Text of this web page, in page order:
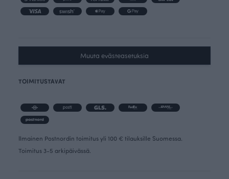
Muuta evästeasetuksia
TOIMITUSTAVAT
Ilmainen Postnordin toimitus yli 100 € tilauksille Suomessa.
Toimitus 3-5 arkipäivässä.